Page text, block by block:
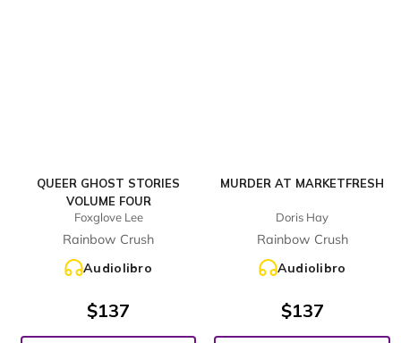
QUEER GHOST STORIES
VOLUME FOUR
Foxglove Lee
Rainbow Crush
Audiolibro
$137
MURDER AT MARKETFRESH
Doris Hay
Rainbow Crush
Audiolibro
$137